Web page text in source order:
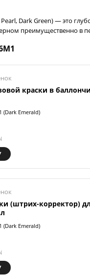
Dark Green) — это
преимущественно в
краски в
(Dark Emerald)
(штрих-корректор)
(Dark Emerald)